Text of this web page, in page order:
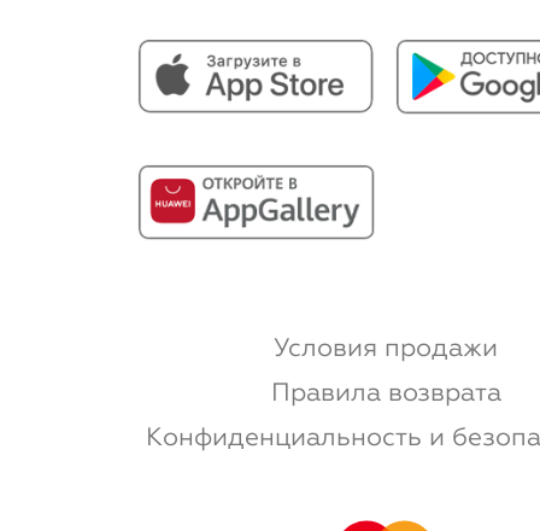
Условия продажи
Правила возврата
Конфиденциальность и